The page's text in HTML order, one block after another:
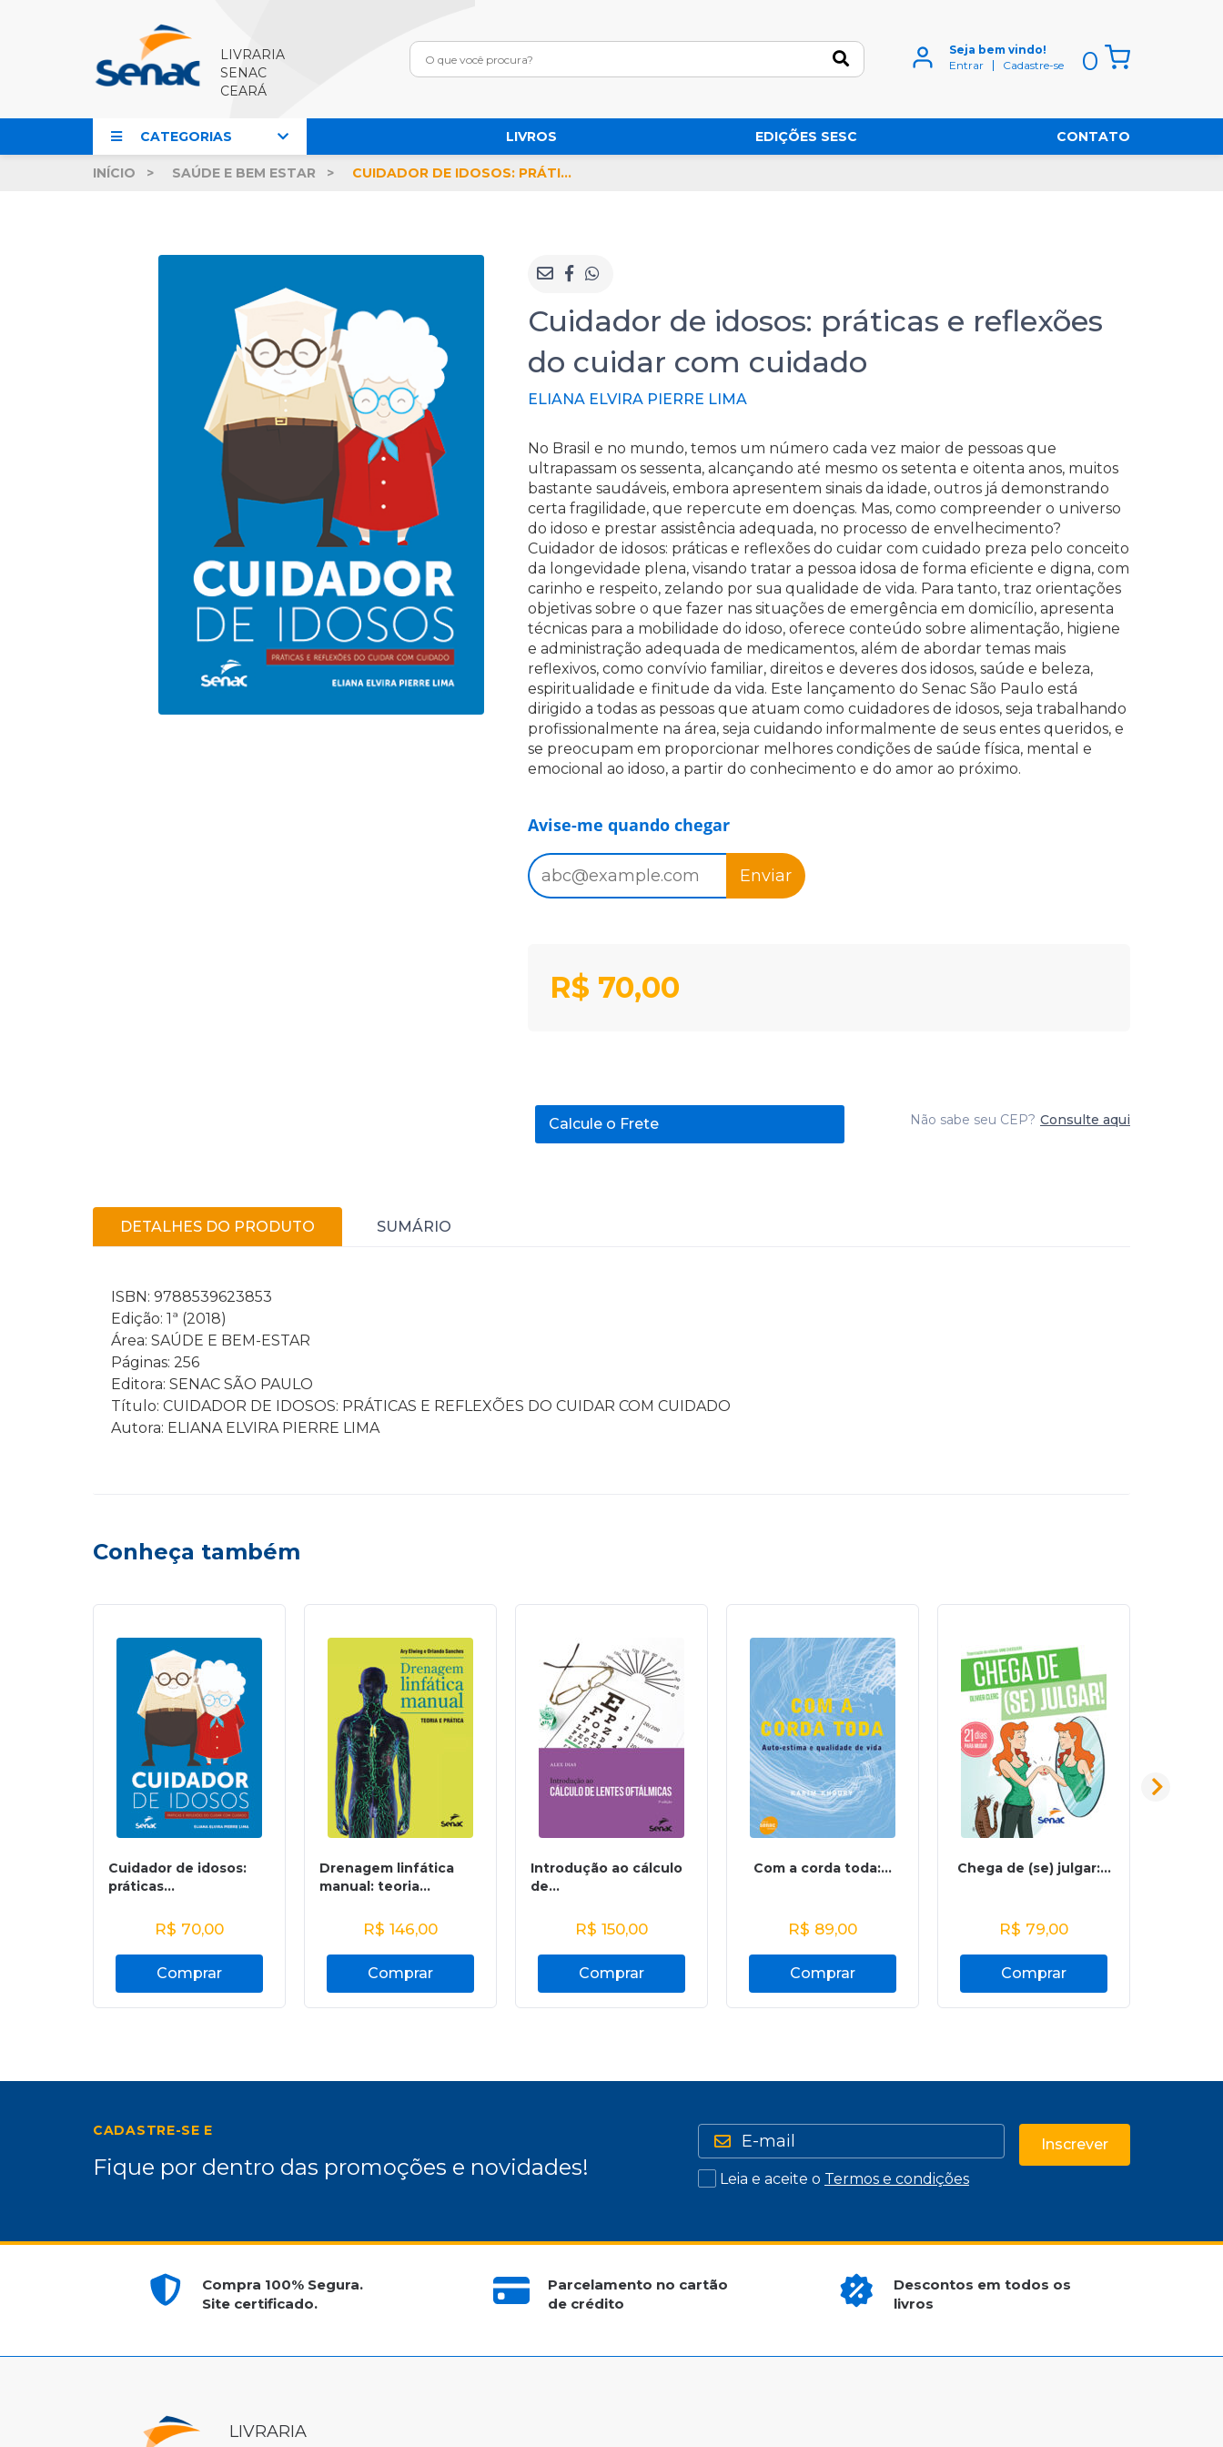
LIVRARIA
SENAC
CEARÁ
Seja bem vindo!
Entrar
Cadastre-se 0
CATEGORIAS LIVROS EDIÇÕES SESC CONTATO
INÍCIO SAÚDE E BEM ESTAR CUIDADOR DE IDOSOS: PRÁTICAS E REFLEXÕES DO CUIDAR COM CUIDADO
Cuidador de idosos: práticas e reflexões
do cuidar com cuidado
ELIANA ELVIRA PIERRE LIMA
No Brasil e no mundo, temos um número cada vez maior de pessoas que
ultrapassam os sessenta, alcançando até mesmo os setenta e oitenta anos, muitos
bastante saudáveis, embora apresentem sinais da idade, outros já demonstrando
certa fragilidade, que repercute em doenças. Mas, como compreender o universo
do idoso e prestar assistência adequada, no processo de envelhecimento?
Cuidador de idosos: práticas e reflexões do cuidar com cuidado preza pelo conceito
da longevidade plena, visando tratar a pessoa idosa de forma eficiente e digna, com
carinho e respeito, zelando por sua qualidade de vida. Para tanto, traz orientações
objetivas sobre o que fazer nas situações de emergência em domicílio, apresenta
técnicas para a mobilidade do idoso, oferece conteúdo sobre alimentação, higiene
e administração adequada de medicamentos, além de abordar temas mais
reflexivos, como convívio familiar, direitos e deveres dos idosos, saúde e beleza,
espiritualidade e finitude da vida. Este lançamento do Senac São Paulo está
dirigido a todas as pessoas que atuam como cuidadores de idosos, seja trabalhando
profissionalmente na área, seja cuidando informalmente de seus entes queridos, e
se preocupam em proporcionar melhores condições de saúde física, mental e
emocional ao idoso, a partir do conhecimento e do amor ao próximo.
Avise-me quando chegar
Enviar
R$ 70,00
Calcule o Frete Não sabe seu CEP? Consulte aqui
DETALHES DO PRODUTO SUMÁRIO
ISBN: 9788539623853
Edição: 1ª (2018)
Área: SAÚDE E BEM-ESTAR
Páginas: 256
Editora: SENAC SÃO PAULO
Título: CUIDADOR DE IDOSOS: PRÁTICAS E REFLEXÕES DO CUIDAR COM CUIDADO
Autora: ELIANA ELVIRA PIERRE LIMA
Conheça também
Cuidador de idosos:
práticas...
R$ 70,00
Comprar
Drenagem linfática
manual: teoria...
R$ 146,00
Comprar
Introdução ao cálculo
de...
R$ 150,00
Comprar
Com a corda toda:...
R$ 89,00
Comprar
Chega de (se) julgar:...
R$ 79,00
Comprar
CADASTRE-SE E
Fique por dentro das promoções e novidades! Leia e aceite o Termos e condições
Inscrever
Compra 100% Segura.
Site certificado.
Parcelamento no cartão
de crédito
Descontos em todos os
livros
LIVRARIA